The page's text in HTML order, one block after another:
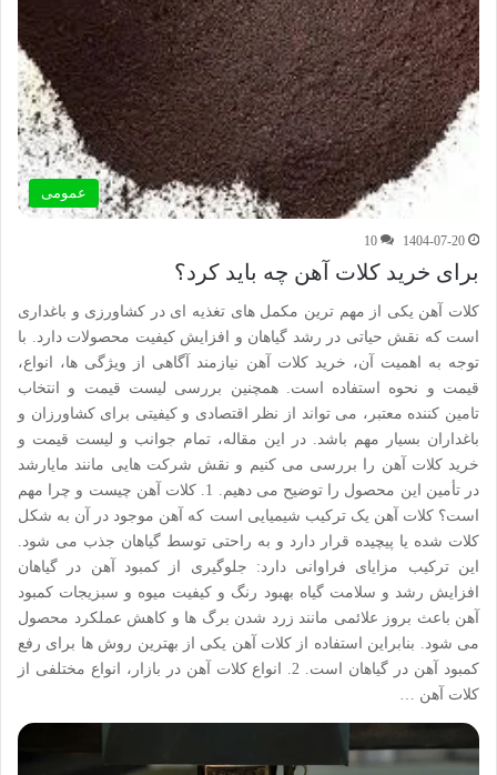
عمومی
1404-07-20
10
برای خرید کلات آهن چه باید کرد؟
کلات آهن یکی از مهم ترین مکمل های تغذیه ای در کشاورزی و باغداری
است که نقش حیاتی در رشد گیاهان و افزایش کیفیت محصولات دارد. با
توجه به اهمیت آن، خرید کلات آهن نیازمند آگاهی از ویژگی ها، انواع،
قیمت و نحوه استفاده است. همچنین بررسی لیست قیمت و انتخاب
تامین کننده معتبر، می تواند از نظر اقتصادی و کیفیتی برای کشاورزان و
باغداران بسیار مهم باشد. در این مقاله، تمام جوانب و لیست قیمت و
خرید کلات آهن را بررسی می کنیم و نقش شرکت هایی مانند مایارشد
در تأمین این محصول را توضیح می دهیم. 1. کلات آهن چیست و چرا مهم
است؟ کلات آهن یک ترکیب شیمیایی است که آهن موجود در آن به شکل
کلات شده یا پیچیده قرار دارد و به راحتی توسط گیاهان جذب می شود.
این ترکیب مزایای فراوانی دارد: جلوگیری از کمبود آهن در گیاهان
افزایش رشد و سلامت گیاه بهبود رنگ و کیفیت میوه و سبزیجات کمبود
آهن باعث بروز علائمی مانند زرد شدن برگ ها و کاهش عملکرد محصول
می شود. بنابراین استفاده از کلات آهن یکی از بهترین روش ها برای رفع
کمبود آهن در گیاهان است. 2. انواع کلات آهن در بازار، انواع مختلفی از
کلات آهن …